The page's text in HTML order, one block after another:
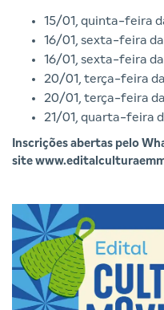
15/01, quinta-feira
16/01, sexta-feira
16/01, sexta-feira
20/01, terça-feira
20/01, terça-feira
21/01, quarta-feira
Inscrições abertas pelo
site